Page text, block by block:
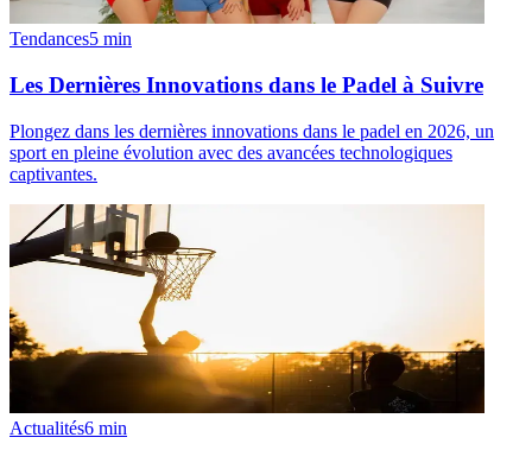
Tendances5 min
Les Dernières Innovations dans le Padel à Suivre
Plongez dans les dernières innovations dans le padel en 2026, un
sport en pleine évolution avec des avancées technologiques
captivantes.
Actualités6 min